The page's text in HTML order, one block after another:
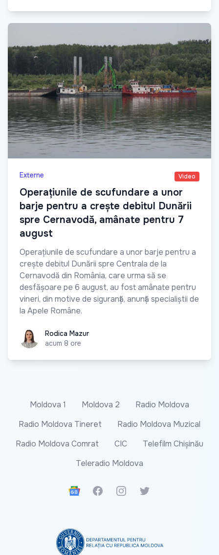
Externe Video
Operațiunile de scufundare a unor
barje pentru a crește debitul Dunării
spre Cernavodă, amânate pentru 7
august
Operațiunile de scufundare a unor barje pentru a
crește debitul Dunării spre Centrala de la
Cernavodă din România, care urma să se
desfășoare pe 6 august, au fost amânate pentru
vineri, din motive de siguranță, anunță specialiștii de
la Apele Române.
Rodica MazurRodica Mazur
acum 8 ore
Moldova 1 Moldova 2
Radio Moldova
Radio Moldova Tineret
Radio Moldova Muzical
Radio Moldova Comrat
CIC
Telefilm Chișinău
Teleradio Moldova
Google News
FacebookInstagramTwitter